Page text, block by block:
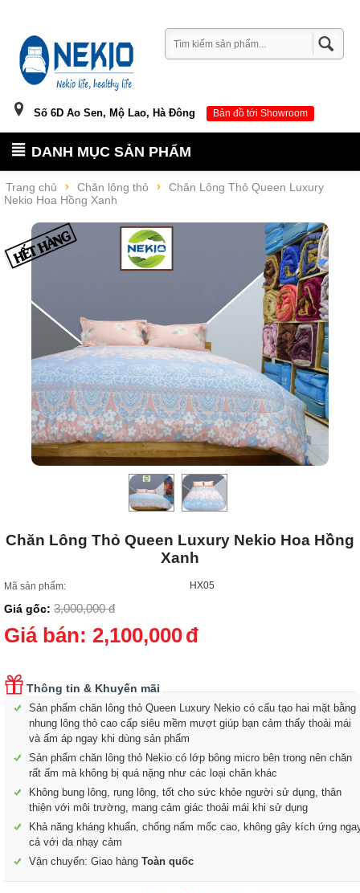
Số 6D Ao Sen, Mộ Lao, Hà Đông Bản đồ tới Showroom
DANH MỤC SẢN PHẨM
Trang chủ Chăn lông thỏ
Chăn Lông Thỏ Queen Luxury
Nekio Hoa Hồng Xanh
Chăn Lông Thỏ Queen Luxury Nekio Hoa Hồng
Xanh
Mã sản phẩm: HX05
Giá gốc: 3,000,000 đ
Giá bán: 2,100,000đ
Thông tin & Khuyến mãi
Sản phẩm chăn lông thỏ Queen Luxury Nekio có cấu tạo hai mặt bằng
nhung lông thỏ cao cấp siêu mềm mượt giúp bạn cảm thấy thoải mái
và ấm áp ngay khi dùng sản phẩm
Sản phẩm chăn lông thỏ Nekio có lớp bông micro bên trong nên chăn
rất ấm mà không bị quá nặng như các loại chăn khác
Không bung lông, rụng lông, tốt cho sức khỏe người sử dụng, thân
thiện với môi trường, mang cảm giác thoải mái khi sử dụng
Khả năng kháng khuẩn, chống nấm mốc cao, không gây kích ứng
cả với da nhạy cảm
Vận chuyển: Giao hàng Toàn quốc